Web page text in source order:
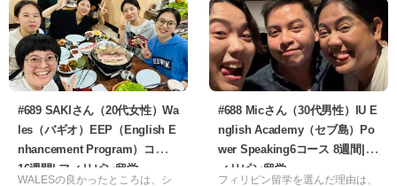
どが日本と違うので合う合わない
があると思いますが行くことをお
すすめしたいです。もし行くので
あれば保険は入っていった方がい
いと思います。
強出来たのが良かったです。
#689 SAKIさん（20代女性）Wa
les（バギオ）EEP（English E
nhancement Program）コース
16週間| フィリピン留学
WALESの良かったところは、シ
#688 Micさん（30代男性）IU E
nglish Academy（セブ島）Po
wer Speaking6コース 8週間| フ
ィリピン留学
フィリピン留学を選んだ理由は、